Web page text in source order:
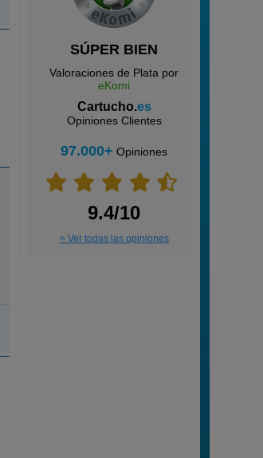
SÚPER BIEN
Valoraciones de Plata por
eKomi
Cartucho.es
Opiniones Clientes
97.000+ Opiniones
9.4/10
> Ver todas las opiniones